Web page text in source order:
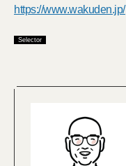
https://www.wakuden.jp/
Selector